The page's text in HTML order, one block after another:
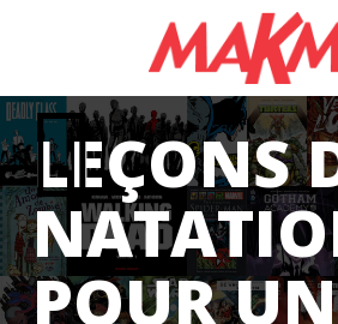
LEÇONS
POUR